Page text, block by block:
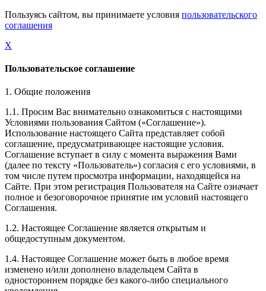
Пользуясь сайтом, вы принимаете условия пользовательского
соглашения
X
Пользовательское соглашение
1. Общие положения
1.1. Просим Вас внимательно ознакомиться с настоящими
Условиями пользования Сайтом («Соглашение»).
Использование настоящего Сайта представляет собой
соглашение, предусматривающее настоящие условия.
Соглашение вступает в силу с момента выражения Вами
(далее по тексту «Пользователь») согласия с его условиями, в
том числе путем просмотра информации, находящейся на
Сайте. При этом регистрация Пользователя на Сайте означает
полное и безоговорочное принятие им условий настоящего
Соглашения.
1.2. Настоящее Соглашение является открытым и
общедоступным документом.
1.4. Настоящее Соглашение может быть в любое время
изменено и/или дополнено владельцем Сайта в
одностороннем порядке без какого-либо специального